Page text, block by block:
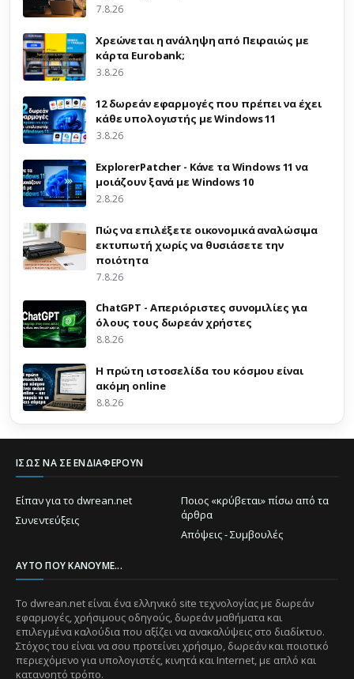
7.8.26
Χρεώνεται η ανάληψη από Πειραιώς με
κάρτα Eurobank;
3.8.26
12 δωρεάν εφαρμογές που πρέπει να έχει
κάθε υπολογιστής με Windows 11
3.8.26
ExplorerPatcher - Κάνε τα Windows 11 να
μοιάζουν ξανά με Windows 10
2.8.26
Πώς να επιλέξετε οικονομικά αναλώσιμα
εκτυπωτή χωρίς να θυσιάσετε την
ποιότητα
7.8.26
ChatGPT - Απεριόριστες συνομιλίες για
όλους τους δωρεάν χρήστες
8.8.26
Η πρώτη ιστοσελίδα του κόσμου είναι
ακόμη online
8.8.26
ΊΣΩΣ ΝΑ ΣΕ ΕΝΔΙΑΦΈΡΟΥΝ
Είπαν για το dwrean.net
Ποιος «κρύβεται» πίσω από τα
άρθρα
Συνεντεύξεις
Απόψεις - Συμβουλές
ΑΥΤΌ ΠΟΥ ΚΆΝΟΥΜΕ...
Το dwrean.net είναι ένα ελληνικό site τεχνολογίας με δωρεάν
εφαρμογές, χρήσιμους οδηγούς, δωρεάν μαθήματα και
επιλεγμένα καλούδια που αξίζει να ανακαλύψεις στο διαδίκτυο.
Στόχος του είναι να σου προτείνει χρήσιμο, δωρεάν και ποιοτικό
περιεχόμενο για υπολογιστές, κινητά και Internet, με απλό και
κατανοητό τρόπο.